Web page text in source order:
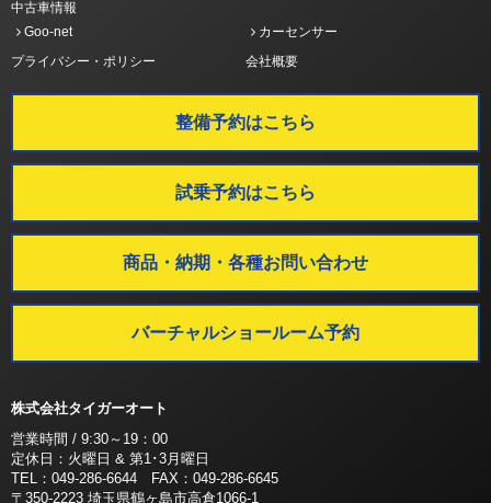
中古車情報
Goo-net
カーセンサー
プライバシー・ポリシー
会社概要
整備予約はこちら
試乗予約はこちら
商品・納期・各種お問い合わせ
バーチャルショールーム予約
株式会社タイガーオート
営業時間 / 9:30～19：00
定休日：火曜日 & 第1･3月曜日
TEL：049-286-6644 FAX：049-286-6645
〒350-2223 埼玉県鶴ヶ島市高倉1066-1